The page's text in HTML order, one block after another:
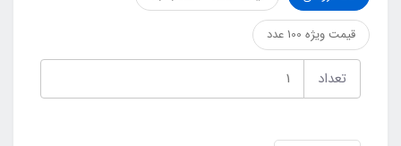
قیمت ویژه 100 عدد
تعداد